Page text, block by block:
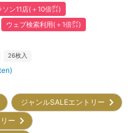
ソン11店(＋10倍㌽)
ウェブ検索利用(＋1倍㌽)
26枚入
ジャンルSALEエントリー
リー